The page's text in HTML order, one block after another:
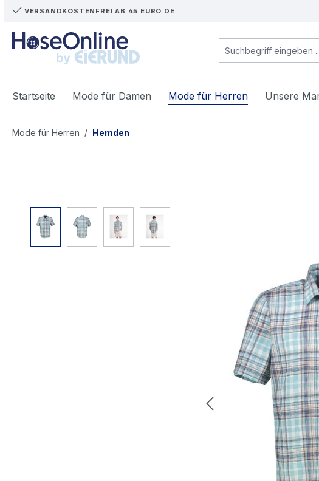
Hauptinhalt springen
Zur Suche springen
Zur Hauptnavigation springen
VERSANDKOSTENFREI AB 45 EURO DE
Startseite Mode für Damen Mode für Herren Unsere
Mode für Herren / Hemden
Bildergalerie überspringen